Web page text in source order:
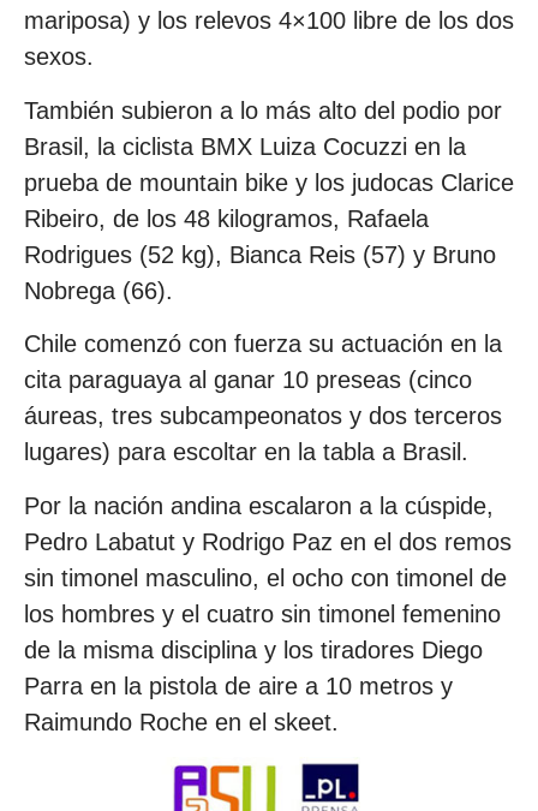
mariposa) y los relevos 4×100 libre de los dos
sexos.
También subieron a lo más alto del podio por
Brasil, la ciclista BMX Luiza Cocuzzi en la
prueba de mountain bike y los judocas Clarice
Ribeiro, de los 48 kilogramos, Rafaela
Rodrigues (52 kg), Bianca Reis (57) y Bruno
Nobrega (66).
Chile comenzó con fuerza su actuación en la
cita paraguaya al ganar 10 preseas (cinco
áureas, tres subcampeonatos y dos terceros
lugares) para escoltar en la tabla a Brasil.
Por la nación andina escalaron a la cúspide,
Pedro Labatut y Rodrigo Paz en el dos remos
sin timonel masculino, el ocho con timonel de
los hombres y el cuatro sin timonel femenino
de la misma disciplina y los tiradores Diego
Parra en la pistola de aire a 10 metros y
Raimundo Roche en el skeet.